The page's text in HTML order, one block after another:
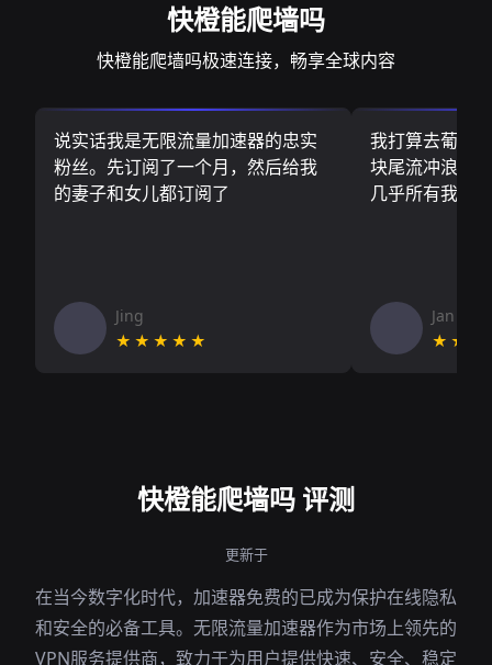
快橙能爬墙吗
快橙能爬墙吗极速连接，畅享全球内容
说实话我是无限流量加速器的忠实
粉丝。先订阅了一个月，然后给我
的妻子和女儿都订阅了
Jing
★★★★★
我打算去葡萄
块尾流冲浪板
几乎所有我需
Jan V
快橙能爬墙吗 评测
更新于
在当今数字化时代，加速器免费的已成为保护在线隐私
和安全的必备工具。无限流量加速器作为市场上领先的
VPN服务提供商，致力于为用户提供快速、安全、稳定